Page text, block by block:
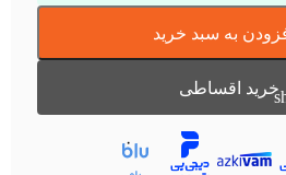
به سبد خرید
خرید اقساطی